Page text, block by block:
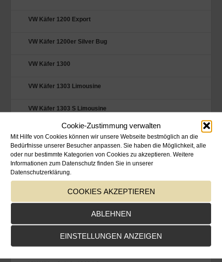
Cookie-Zustimmung verwalten
Mit Hilfe von Cookies können wir unsere Webseite bestmöglich an die
Bedürfnisse unserer Besucher anpassen. Sie haben die Möglichkeit, alle
oder nur bestimmte Kategorien von Cookies zu akzeptieren. Weitere
Informationen zum Datenschutz finden Sie in unserer
Datenschutzerklärung.
COOKIES AKZEPTIEREN
ABLEHNEN
EINSTELLUNGEN ANZEIGEN
VW Käfer 1200 Export
VW Käfer 1200er Silver Bug
VW Käfer 1300
VW Käfer 1303 Limousine
VW Käfer 1303 S Limousine
VW Käfer Cabrio 1303
VW Käfer Cabrio 1303
VW Käfer Cabrio 1303